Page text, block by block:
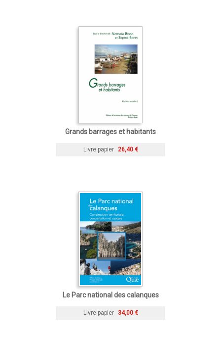
Grands barrages et habitants
Livre papier 26,40 €
Le Parc national des calanques
Livre papier 34,00 €